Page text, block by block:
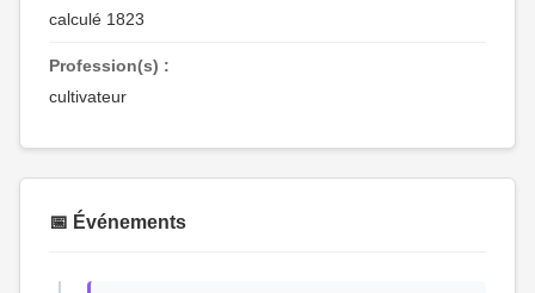
calculé 1823
Profession(s) :
cultivateur
📅 Événements